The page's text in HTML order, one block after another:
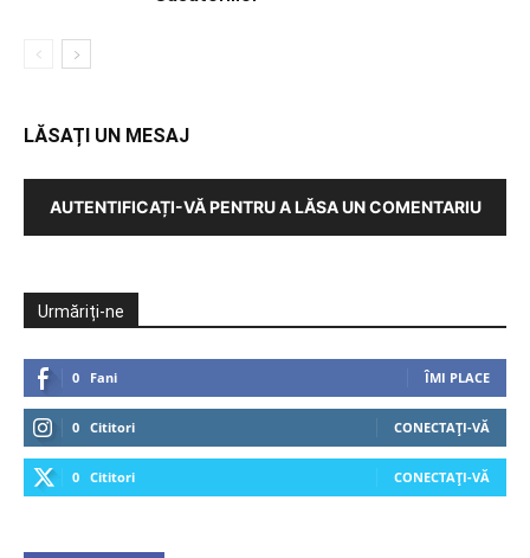
LĂSAȚI UN MESAJ
AUTENTIFICAȚI-VĂ PENTRU A LĂSA UN COMENTARIU
Urmăriți-ne
0 Fani ÎMI PLACE
0 Cititori CONECTAȚI-VĂ
0 Cititori CONECTAȚI-VĂ